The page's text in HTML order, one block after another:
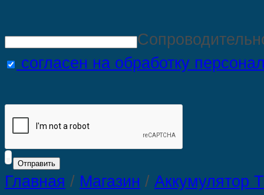
согласен на обработку
Главная / Магазин / Аккумулятор